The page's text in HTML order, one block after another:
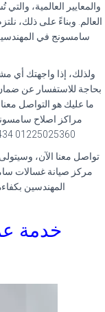
والمعايير العالمية،
العالم. وبناءً على ذلك،
سامسونج في
ولذلك، إذا واجهتك أي
بحاجة للاستفسار عن
ما عليك هو التواصل
مراكز اصلاح
01225025360 01014723434 01127571696 01200373234
تواصل معنا الآن،
مركز صيانة غسالات
المهندسين
خدمة